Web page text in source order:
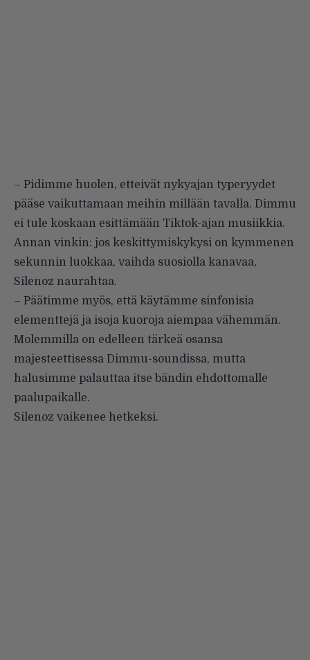
– Pidimme huolen, etteivät nykyajan typeryydet
pääse vaikuttamaan meihin millään tavalla. Dimmu
ei tule koskaan esittämään Tiktok-ajan musiikkia.
Annan vinkin: jos keskittymiskykysi on kymmenen
sekunnin luokkaa, vaihda suosiolla kanavaa,
Silenoz naurahtaa.
– Päätimme myös, että käytämme sinfonisia
elementtejä ja isoja kuoroja aiempaa vähemmän.
Molemmilla on edelleen tärkeä osansa
majesteettisessa Dimmu-soundissa, mutta
halusimme palauttaa itse bändin ehdottomalle
paalupaikalle.
Silenoz vaikenee hetkeksi.